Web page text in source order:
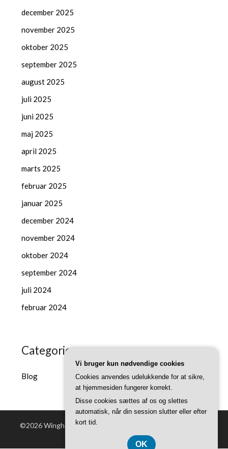
december 2025
november 2025
oktober 2025
september 2025
august 2025
juli 2025
juni 2025
maj 2025
april 2025
marts 2025
februar 2025
januar 2025
december 2024
november 2024
oktober 2024
september 2024
juli 2024
februar 2024
Categories
Blog
©2026 Winghouse.dk| Powered by WordPress and
Vi bruger kun nødvendige cookies
Cookies anvendes udelukkende for at sikre,
at hjemmesiden fungerer korrekt.
Disse cookies sættes af os og slettes
automatisk, når din session slutter eller efter
kort tid.
OK